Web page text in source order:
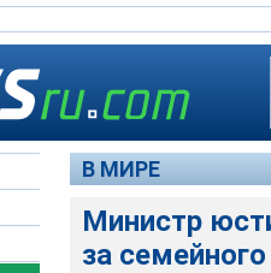
В МИРЕ
Министр
за